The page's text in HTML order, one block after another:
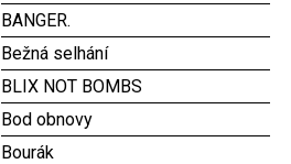
BANGER.
Bežná selhání
BLIX NOT BOMBS
Bod obnovy
Bourák